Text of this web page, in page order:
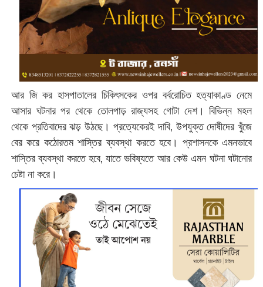
আর জি কর হাসপাতালের চিকিৎসকের ওপর বর্বরোচিত হত্যাকাণ্ড নেমে
আসার ঘটনার পর থেকে তোলপাড় রাজ্যসহ গোটা দেশ। বিভিন্ন মহল
থেকে প্রতিবাদের ঝড় উঠছে। প্রত্যেকেরই দাবি, উপযুক্ত দোষীদের খুঁজে
বের করে কঠোরতম শাস্তির ব্যবস্থা করতে হবে। প্রশাসনকে এমনভাবে
শাস্তির ব্যবস্থা করতে হবে, যাতে ভবিষ্যতে আর কেউ এমন ঘটনা ঘটানোর
চেষ্টা না করে।